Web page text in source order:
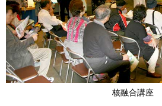
核融合講座